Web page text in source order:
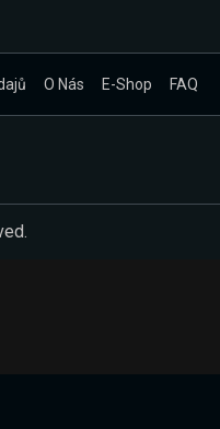
O Nás E-Shop FAQ